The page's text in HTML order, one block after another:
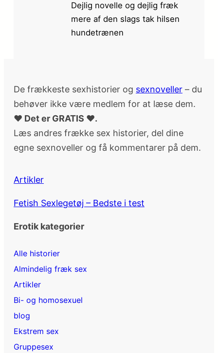
Dejlig novelle og dejlig fræk
mere af den slags tak hilsen
hundetrænen
De frækkeste sexhistorier og sexnoveller – du
behøver ikke være medlem for at læse dem.
♥ Det er GRATIS ♥.
Læs andres frække sex historier, del dine
egne sexnoveller og få kommentarer på dem.
Artikler
Fetish Sexlegetøj – Bedste i test
Erotik kategorier
Alle historier
Almindelig fræk sex
Artikler
Bi- og homosexuel
blog
Ekstrem sex
Gruppesex